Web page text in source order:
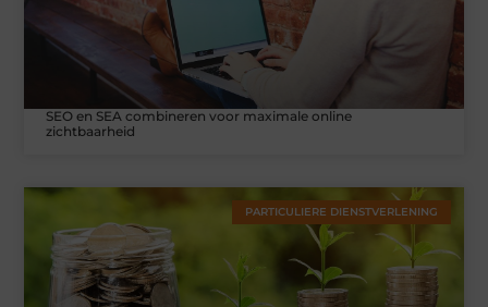
SEO en SEA combineren voor maximale online
zichtbaarheid
PARTICULIERE DIENSTVERLENING